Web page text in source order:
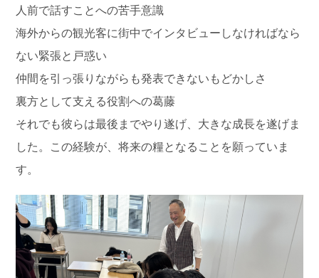
人前で話すことへの苦手意識
海外からの観光客に街中でインタビューしなければなら
ない緊張と戸惑い
仲間を引っ張りながらも発表できないもどかしさ
裏方として支える役割への葛藤
それでも彼らは最後までやり遂げ、大きな成長を遂げま
した。この経験が、将来の糧となることを願っていま
す。